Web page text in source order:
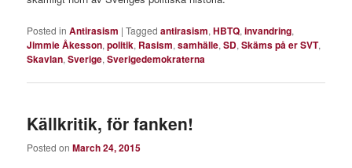
Posted in Antirasism |Tagged antirasism,HBTQ,invandring,
Jimmie Åkesson,politik, Rasism,samhälle,SD,Skäms på er SVT,
Skavlan,Sverige,Sverigedemokraterna
Källkritik, för fanken!
Posted onMarch 24, 2015